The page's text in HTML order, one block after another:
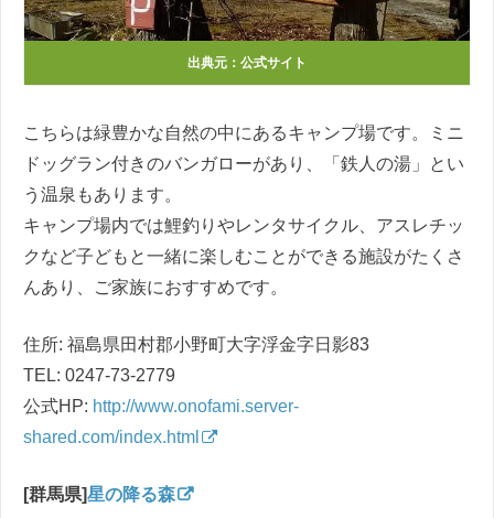
出典元：公式サイト
こちらは緑豊かな自然の中にあるキャンプ場です。ミニ
ドッグラン付きのバンガローがあり、「鉄人の湯」とい
う温泉もあります。
キャンプ場内では鯉釣りやレンタサイクル、アスレチッ
クなど子どもと一緒に楽しむことができる施設がたくさ
んあり、ご家族におすすめです。
住所: 福島県田村郡小野町大字浮金字日影83
TEL: 0247-73-2779
公式HP: http://www.onofami.server-
shared.com/index.html
[群馬県]星の降る森